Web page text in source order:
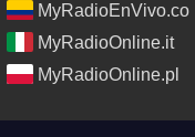
MyRadioEnVivo.co
MyRadioOnline.it
MyRadioOnline.pl